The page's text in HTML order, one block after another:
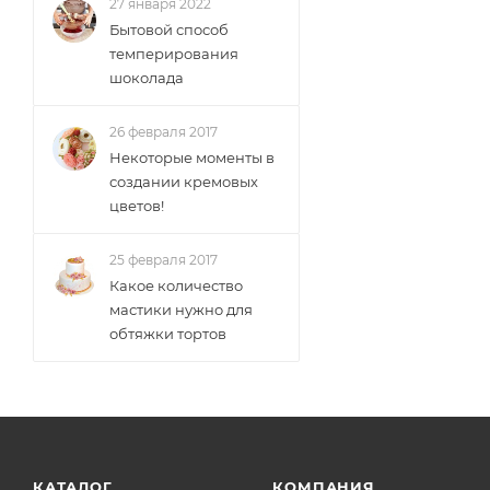
27 января 2022
Бытовой способ
темперирования
шоколада
26 февраля 2017
Некоторые моменты в
создании кремовых
цветов!
25 февраля 2017
Какое количество
мастики нужно для
обтяжки тортов